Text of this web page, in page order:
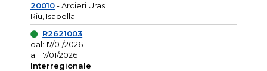
20010- Arcieri Uras
Riu, Isabella
R2621003
dal: 17/01/2026
al: 17/01/2026
Interregionale